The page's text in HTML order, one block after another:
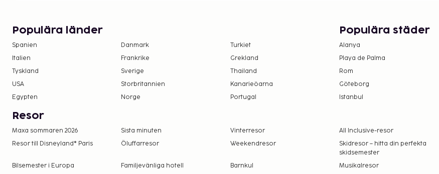
Avgift för lakan: 21.27 EUR per säng per vistelse (alternativt kan gäster
Det är möjligt att listan ovan inte är fullständig, samt att avgifter och
depositioner inte inkluderar skatt. Observera att dessa kan komma att
Kontanttransaktioner på boendet kan inte överstiga EUR 1000, på
grund av statliga bestämmelser. Du kan få mer information genom att
Populära länder
Spanien Danmark
Turkiet
Italien
Frankrike
Grekland
Tyskland
Sverige
Thailand
USA
Storbritannien
Kanarieöarna
Egypten
Norge Portugal
Populära städer
Alanya
Playa de Palma
Rom
Göteborg
Istanbul
Resor
Maxa sommaren 2026 Sista minuten Vinterresor All Inclusive-resor
Resor till Disneyland® Paris
Öluffarresor Weekendresor
Skidresor – hitta din perfekta
skidsemester
Bilsemester i Europa Familjevänliga hotell Barnkul Musikalresor